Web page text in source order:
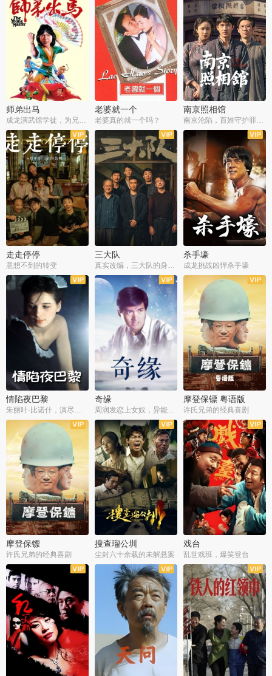
师弟出马
成龙演武馆学徒，为兄搏命战黑道
老婆就一个
老婆真的就一个吗？
南京照相馆
南京沦陷，百姓守护罪证底片
走走停停
意想不到的转变
三大队 杀手壕
成龙挑战凶悍杀手壕
情陷夜巴黎
朱丽叶·比诺什，演尽失爱之痛
奇缘
周润发恋上女奴，异能护体战邪派
摩登保镖 粤语版
许氏兄弟的经典喜剧
摩登保镖
许氏兄弟的经典喜剧
搜查瑠公圳
尘封六十余载的未解悬案
戏台
乱世戏班，爆笑登台